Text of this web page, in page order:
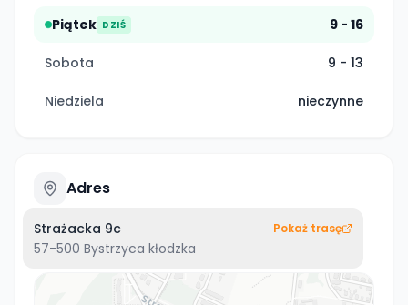
Piątek DZIŚ 9 - 16
Sobota 9 - 13
Niedziela nieczynne
Adres
Strażacka 9c
57-500 Bystrzyca kłodzka
Pokaż trasę